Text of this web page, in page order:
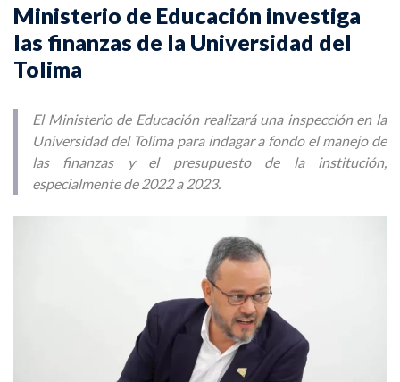
Ministerio de Educación investiga
las finanzas de la Universidad del
Tolima
El Ministerio de Educación realizará una inspección en la
Universidad del Tolima para indagar a fondo el manejo de
las finanzas y el presupuesto de la institución,
especialmente de 2022 a 2023.